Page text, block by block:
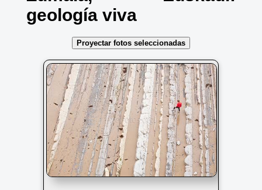
geología viva
Proyectar fotos seleccionadas